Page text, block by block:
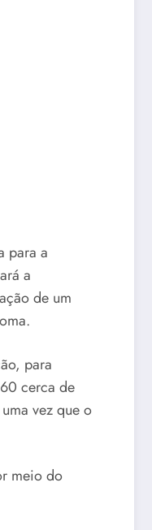
para a
a
de um
para
cerca de
vez que o
meio do